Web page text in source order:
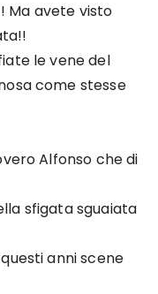
Ma avete visto
le vene del
come stesse
Alfonso che di
sfigata sguaiata
anni scene